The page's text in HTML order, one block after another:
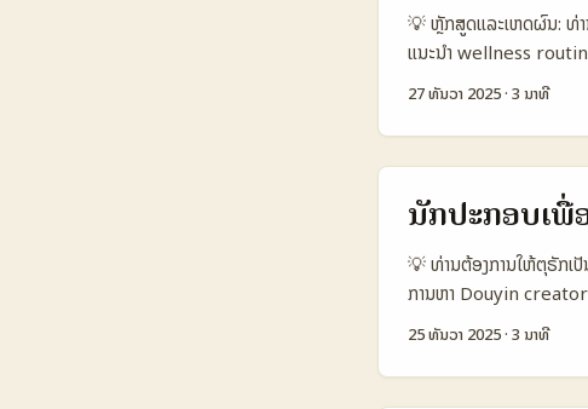
💡 ຫຼັກສູດແລະເຫດຜົນ: ທ່
ແນະນຳ wellness
ເປັນຕົວເລືອກທີ່ນ່າສົນໃຈ:
ກໍລະນີເລື່ອງທີ່ Jacques
ສ່ວນໃຫຍ່ໃນເຂດ
ຖືກຍິນຍັນໂດຍ L’Oréal (
creators ໄດ້ດີຂຶ້ນ. - ຄວາ
engagement ຈາກການ
ແມ່ນການຕັ້ງຄຳຖາມບັນຍາ
27 ທັນວາ 2025·3 ນາທີ
ນັກປະກອບເ
💡 ທ່ານຕ້ອງການໃຫ້ຕຸຣັກເ
ການຫາ Douyin
ຄວາມພໍໃຈຂອງຜູ້ເຂົ້າຊົມ,
ທ່ຽວຂອງຕຸຣັກ — ນີ້ເປັນສັ
25 ທັນວາ 2025·3 ນາທີ